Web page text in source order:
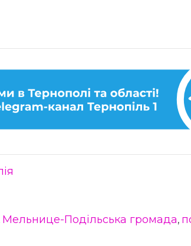
Мельнице-Подільська громада,